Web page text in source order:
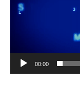
00:00